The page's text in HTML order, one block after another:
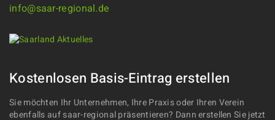
info@saar-regional.de
Kostenlosen Basis-Eintrag erstellen
Sie möchten Ihr Unternehmen, Ihre Praxis oder Ihren Verein
ebenfalls auf saar-regional präsentieren? Dann erstellen Sie jetzt